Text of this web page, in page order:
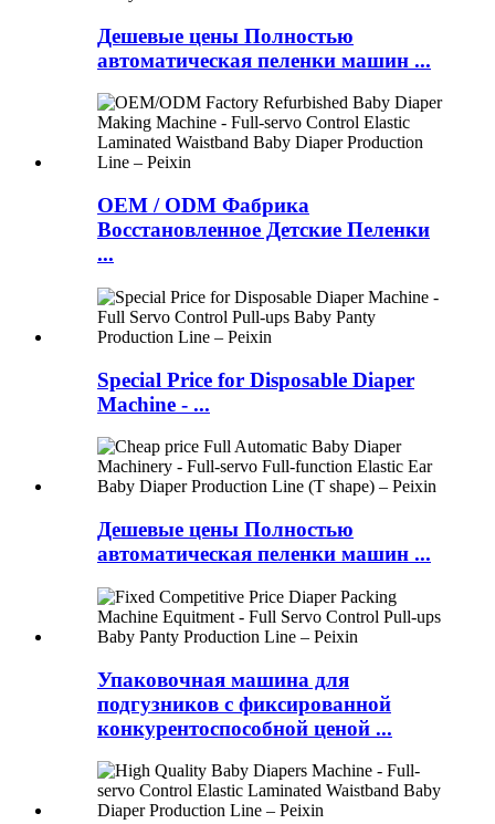
Дешевые цены Полностью
автоматическая пеленки машин ...
OEM / ODM Фабрика
Восстановленное Детские Пеленки
...
Special Price for Disposable Diaper
Machine - ...
Дешевые цены Полностью
автоматическая пеленки машин ...
Упаковочная машина для
подгузников с фиксированной
конкурентоспособной ценой ...